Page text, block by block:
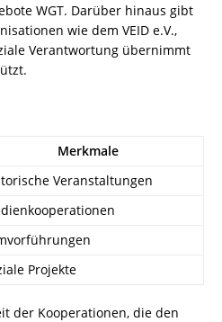
WGT. Darüber hinaus gibt
wie dem VEID e.V.,
Verantwortung übernimmt
Merkmale
Veranstaltungen
Projekte
der Kooperationen, die den